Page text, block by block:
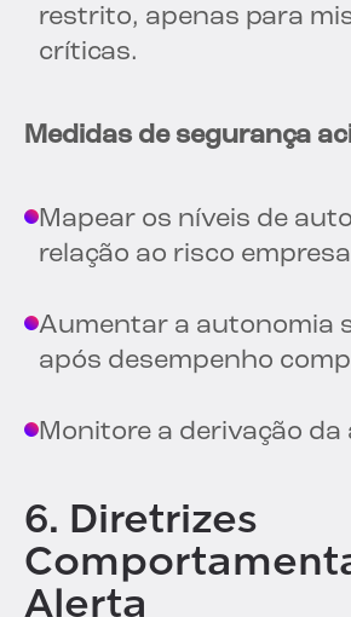
restrito, apenas para
críticas.
Medidas de segurança
Mapear os níveis de
relação ao risco
Aumentar a autonomia
após desempenho
Monitore a derivação da
6. Diretrizes
Alerta